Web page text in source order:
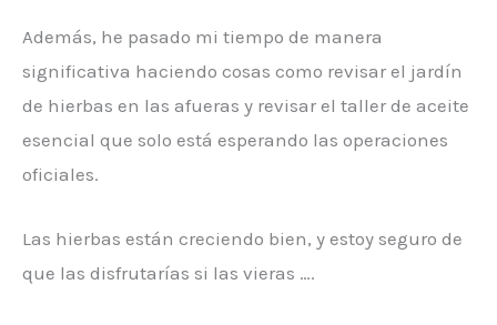
Además, he pasado mi tiempo de manera
significativa haciendo cosas como revisar el jardín
de hierbas en las afueras y revisar el taller de aceite
esencial que solo está esperando las operaciones
oficiales.
Las hierbas están creciendo bien, y estoy seguro de
que las disfrutarías si las vieras ….